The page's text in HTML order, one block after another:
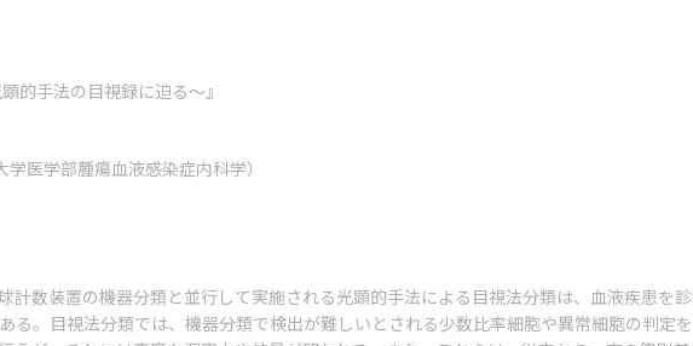
的手法の目視録に迫る～』
医学部腫瘍血液感染症内科学）
計数装置の機器分類と並行して実施される光顕的手法による目視法分類は、血液疾患を
る。目視法分類では、機器分類で検出が難しいとされる少数比率細胞や異常細胞の判定